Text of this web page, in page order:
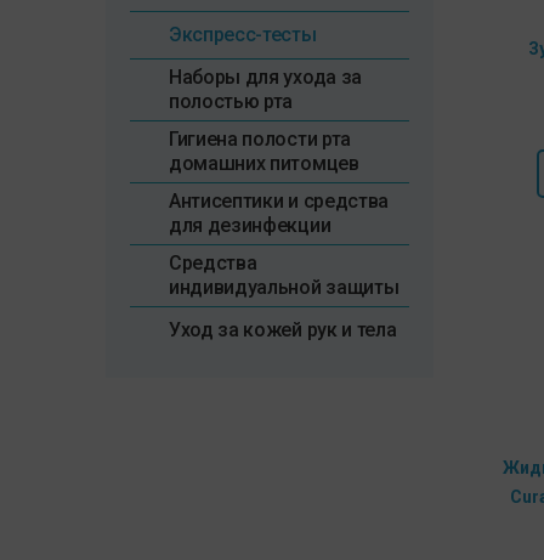
Экспресс-тесты
Наборы для ухода за
полостью рта
Гигиена полости рта
домашних питомцев
Антисептики и средства
для дезинфекции
Средства
индивидуальной защиты
Уход за кожей рук и тела